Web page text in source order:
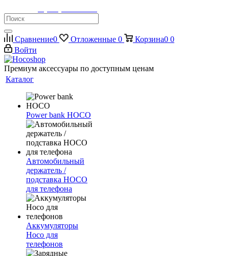
Сравнение0 Отложенные 0 Корзина0 0
Войти
Премиум аксессуары по доступным ценам
Каталог
Power bank HOCO
Автомобильный
держатель /
подставка HOCO
для телефона
Аккумуляторы
Hoco для
телефонов